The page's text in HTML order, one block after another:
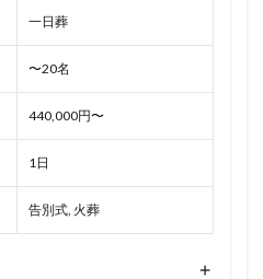
一日葬
〜20名
440,000円〜
1日
告別式, 火葬
+